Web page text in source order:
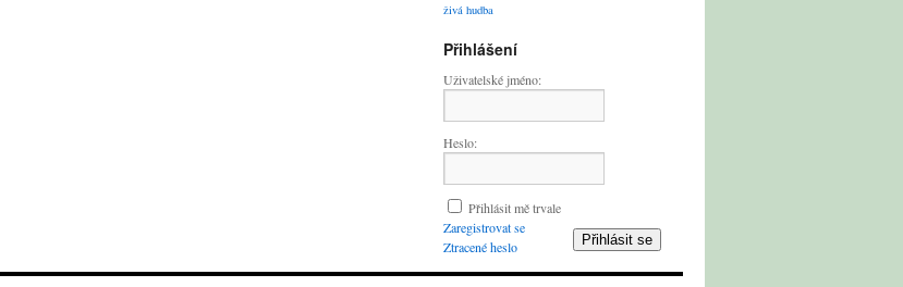
živá hudba
Přihlášení
Uživatelské jméno:
Heslo:
Přihlásit mě trvale
Přihlásit se
Zaregistrovat se
Ztracené heslo